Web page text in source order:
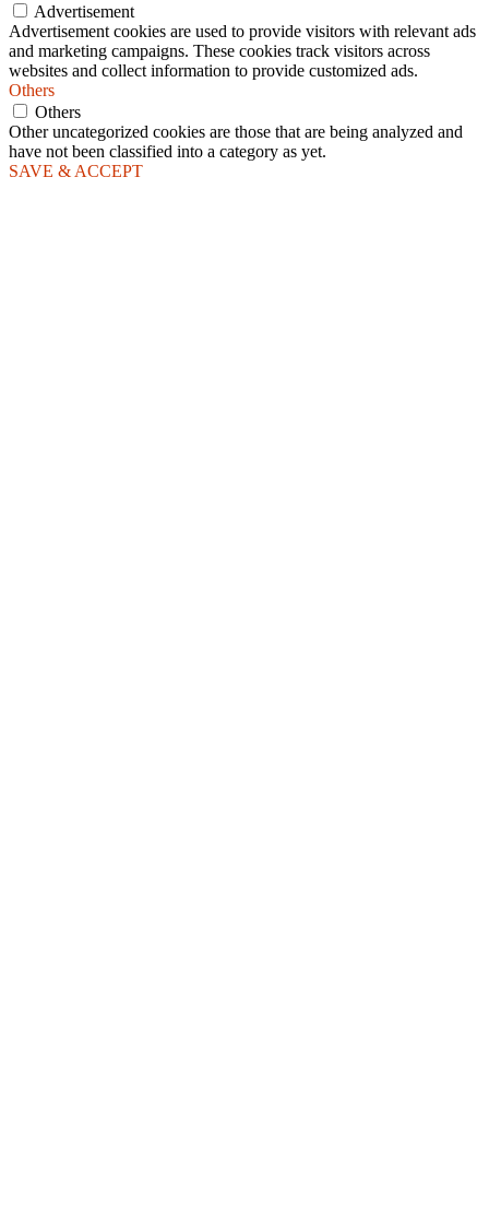
Advertisement
Advertisement cookies are used to provide visitors with relevant ads
and marketing campaigns. These cookies track visitors across
websites and collect information to provide customized ads.
Others
Others
Other uncategorized cookies are those that are being analyzed and
have not been classified into a category as yet.
SAVE & ACCEPT